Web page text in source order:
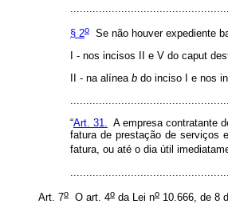
§ 2o
Se não houver expediente
I - nos incisos II e V do caput
II - na alínea b do inciso I e nos
“Art. 31. A empresa contratante
fatura de prestação de serviços
fatura, ou até o dia útil
Art. 7o O art. 4o da Lei no 10.666, de 8